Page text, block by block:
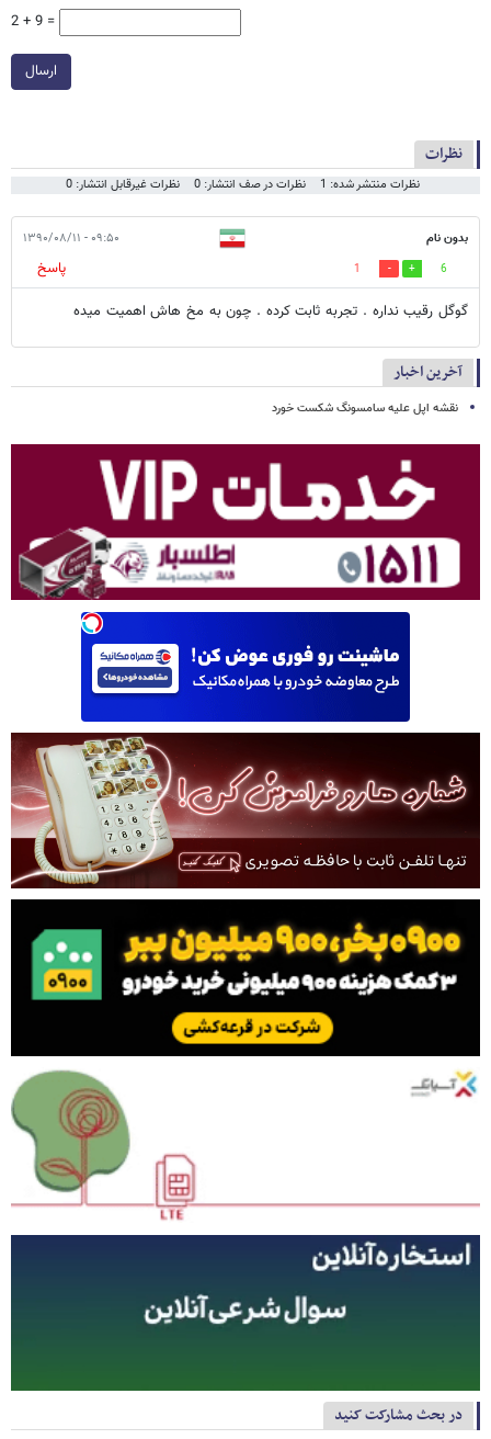
2 + 9 =
ارسال
نظرات
نظرات منتشر شده: 1 نظرات در صف انتشار: 0 نظرات غیرقابل انتشار: 0
بدون نام ۰۹:۵۰ - ۱۳۹۰/۰۸/۱۱
6
1
پاسخ
گوگل رقیب نداره . تجربه ثابت کرده . چون به مخ هاش اهمیت میده
آخرین اخبار
نقشه اپل علیه سامسونگ شکست خورد
در بحث مشارکت کنید